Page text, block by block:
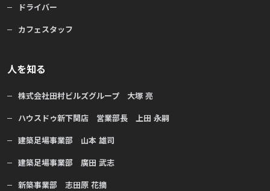
ドライバー
カフェスタッフ
人を知る
株式会社田村ビルズグループ 大塚 亮
ハウスドゥ新下関店 営業部長 上田 永嗣
建築足場事業部 山本 雄司
建築足場事業部 廣田 武志
新築事業部 志田原 花摘